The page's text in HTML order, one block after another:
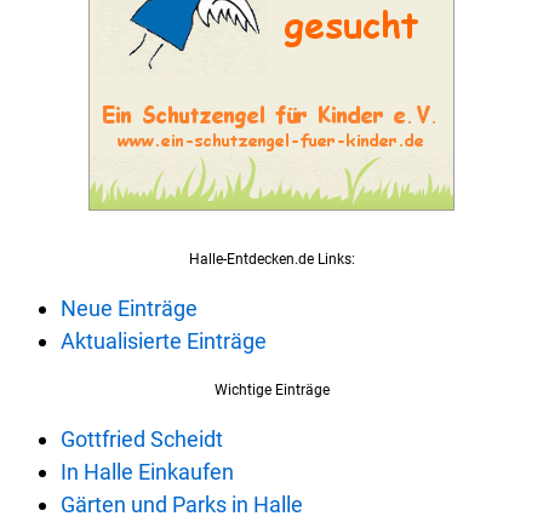
Halle-Entdecken.de Links:
Neue Einträge
Aktualisierte Einträge
Wichtige Einträge
Gottfried Scheidt
In Halle Einkaufen
Gärten und Parks in Halle